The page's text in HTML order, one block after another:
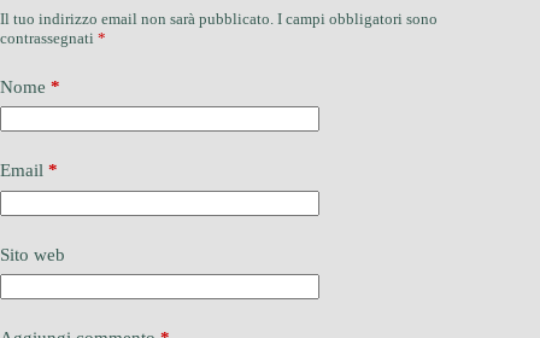
Il tuo indirizzo email non sarà pubblicato. I campi obbligatori sono
contrassegnati *
Nome *
Email *
Sito web